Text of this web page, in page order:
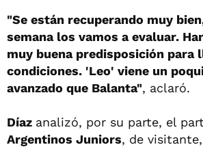
"Se están recuperando muy
semana los vamos a evaluar.
muy buena predisposición para
condiciones. 'Leo' viene un
avanzado que Balanta", aclaró.
Díaz analizó, por su parte, el
Argentinos Juniors, de